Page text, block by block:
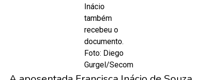
Inácio
também
recebeu o
documento.
Foto: Diego
Gurgel/Secom